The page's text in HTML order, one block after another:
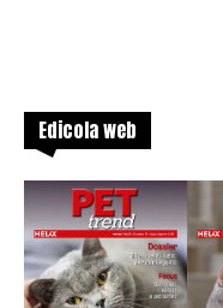
Edicola web